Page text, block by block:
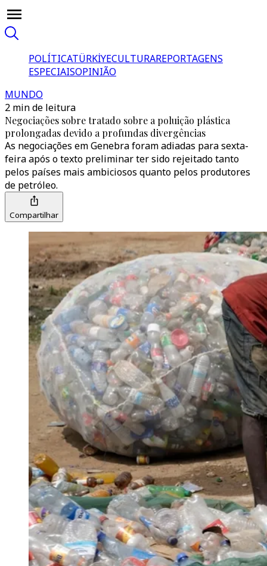
POLÍTICATÜRKİYECULTURAREPORTAGENS
ESPECIAISOPINIÃO
MUNDO
2 min de leitura
Negociações sobre tratado sobre a poluição plástica
prolongadas devido a profundas divergências
As negociações em Genebra foram adiadas para sexta-
feira após o texto preliminar ter sido rejeitado tanto
pelos países mais ambiciosos quanto pelos produtores
de petróleo.
Compartilhar